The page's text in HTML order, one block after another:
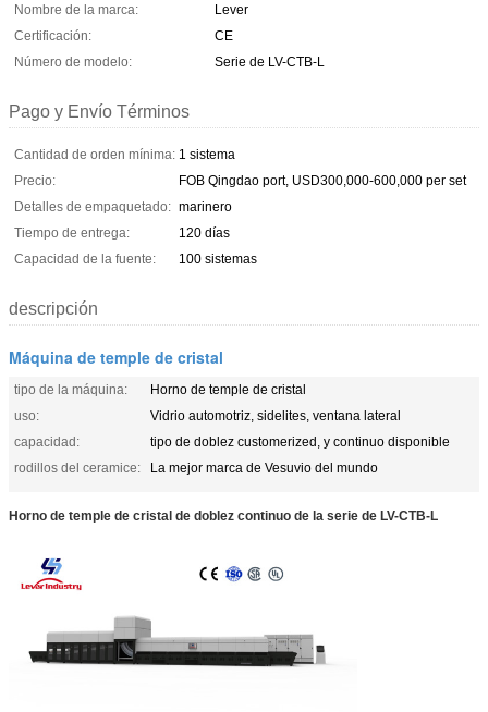
Nombre de la marca:
Lever
Certificación:
CE
Número de modelo:
Serie de LV-CTB-L
Pago y Envío Términos
Cantidad de orden mínima: 1 sistema
Precio:
FOB Qingdao port, USD300,000-600,000 per set
Detalles de empaquetado: marinero
Tiempo de entrega:
120 días
Capacidad de la fuente:
100 sistemas
descripción
Máquina de temple de cristal
tipo de la máquina:
Horno de temple de cristal
uso:
Vidrio automotriz, sidelites, ventana lateral
capacidad:
tipo de doblez customerized, y continuo disponible
rodillos del ceramice:
La mejor marca de Vesuvio del mundo
Horno de temple de cristal de doblez continuo de la serie de LV-CTB-L